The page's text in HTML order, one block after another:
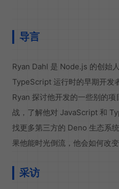
导言
Ryan Dahl 是 Node.js 的创始
TypeScript 运行时的早期开发
Ryan 探讨他开发的一些别的
战，了解他对 JavaScript 和
找更多第三方的 Deno 生态系
果他能时光倒流，他会如何改
采访